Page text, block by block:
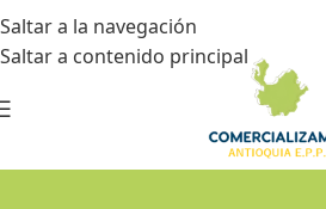
Saltar a la navegación
Saltar a contenido principal